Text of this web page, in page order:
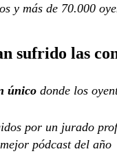
y más de 70.000
sufrido las
único donde los
por un jurado
pódcast del año